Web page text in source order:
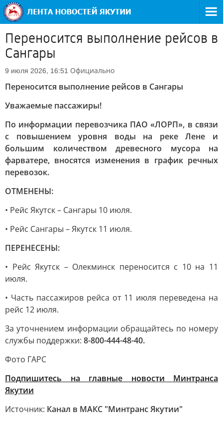
Переносится выполнение рейсов в
Сангары
9 июля 2026, 16:51 Официально
Переносится выполнение рейсов в Сангары
Уважаемые пассажиры!
По информации перевозчика ПАО «ЛОРП», в связи
с повышением уровня воды на реке Лене и
большим количеством древесного мусора на
фарватере, вносятся изменения в график речных
перевозок.
ОТМЕНЕНЫ:
• Рейс Якутск – Сангары 10 июля.
• Рейс Сангары – Якутск 11 июля.
ПЕРЕНЕСЕНЫ:
• Рейс Якутск – Олекминск переносится с 10 на 11
июля.
• Часть пассажиров рейса от 11 июля переведена на
рейс 12 июля.
За уточнением информации обращайтесь по номеру
службы поддержки: 8-800-444-48-40.
Фото ГАРС
Подпишитесь на главные новости Минтранса
Якутии
Источник: Канал в МАКС "Минтранс Якутии"